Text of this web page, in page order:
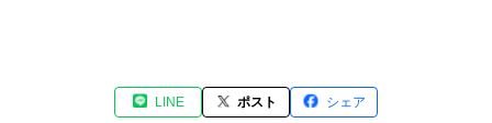
LINE ポスト シェア